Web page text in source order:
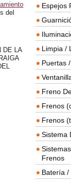
del
DE LA
Espejos
Limpia /
Puertas
Freno
Frenos
Frenos
Sistema
Frenos
Batería /